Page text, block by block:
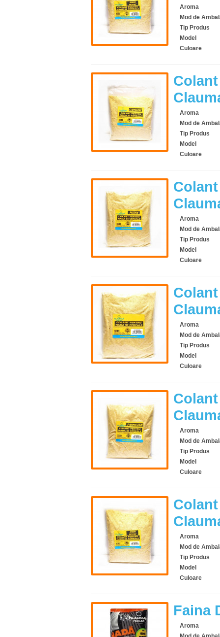
Aroma
Mod de
Tip Produs
Model
Culoare
Aroma
Mod de
Tip Produs
Model
Culoare
Aroma
Mod de
Tip Produs
Model
Culoare
Aroma
Mod de
Tip Produs
Model
Culoare
Aroma
Mod de
Tip Produs
Model
Culoare
Aroma
Mod de
Tip Produs
Model
Culoare
Faina
Aroma